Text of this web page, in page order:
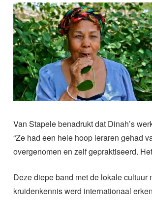
Van Stapele benadrukt dat Dinah’s
“Ze had een hele hoop leraren gehad
overgenomen en zelf gepraktiseerd.
Deze diepe band met de lokale
kruidenkennis werd internationaal